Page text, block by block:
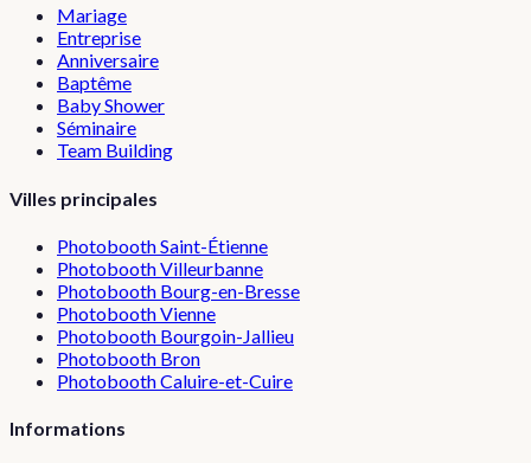
Mariage
Entreprise
Anniversaire
Baptême
Baby Shower
Séminaire
Team Building
Villes principales
PhotoboothSaint-Étienne
PhotoboothVilleurbanne
Photobooth Bourg-en-Bresse
PhotoboothVienne
Photobooth Bourgoin-Jallieu
Photobooth Bron
PhotoboothCaluire-et-Cuire
Informations